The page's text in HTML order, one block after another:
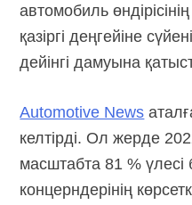
автомобиль
қазіргі деңгейіне
дейінгі дамуына
Automotive News
келтірді. Ол жерде
масштабта 81 % үлесі
концерндерінің